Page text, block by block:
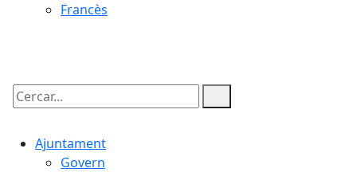
Francès
Cercar:
Ajuntament
Govern